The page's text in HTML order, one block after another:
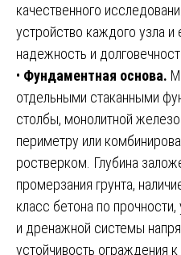
качественного
устройство каждого узла
надежность и
• Фундаментная основа.
отдельными стаканными
столбы, монолитной
периметру или
ростверком. Глубина
промерзания грунта,
класс бетона по
и дренажной системы
устойчивость ограждения